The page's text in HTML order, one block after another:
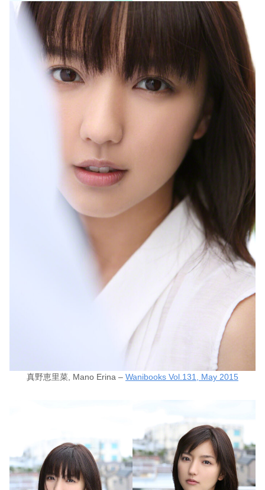
真野恵里菜, Mano Erina – Wanibooks Vol.131, May 2015